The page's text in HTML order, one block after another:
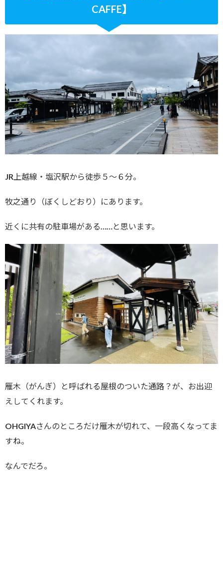
CAFFE】
JR上越線・塩沢駅から徒歩５〜６分。
牧之通り（ぼくしどおり）にあります。
近くに共有の駐車場がある……と思います。
雁木（がんぎ）と呼ばれる屋根のついた通路？が、お出迎
えしてくれます。
OHGIYAさんのところだけ雁木が切れて、一段高くなってま
すね。
なんでだろ。